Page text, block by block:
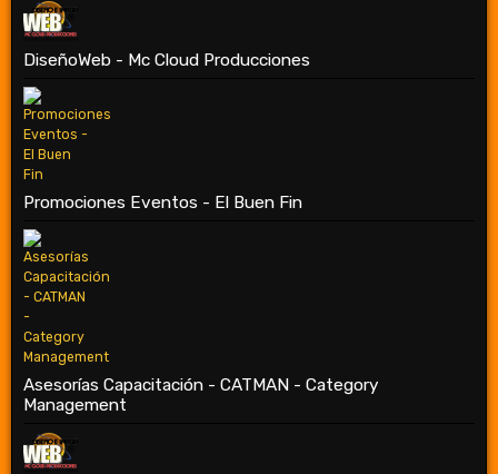
DiseñoWeb - Mc Cloud Producciones
Promociones Eventos - El Buen Fin
Asesorías Capacitación - CATMAN - Category
Management